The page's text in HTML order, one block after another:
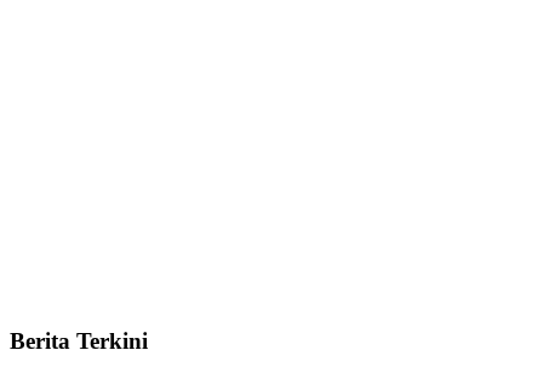
Berita Terkini